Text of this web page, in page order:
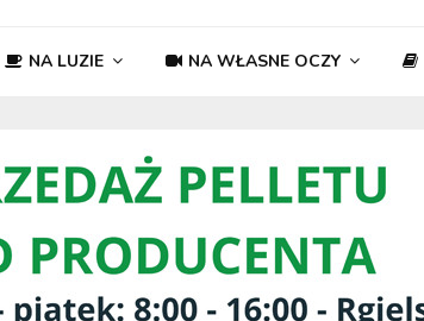
NA LUZIE NA WŁASNE OCZY